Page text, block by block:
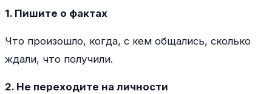
1. Пишите о фактах
Что произошло, когда, с кем общались, сколько
ждали, что получили.
2. Не переходите на личности